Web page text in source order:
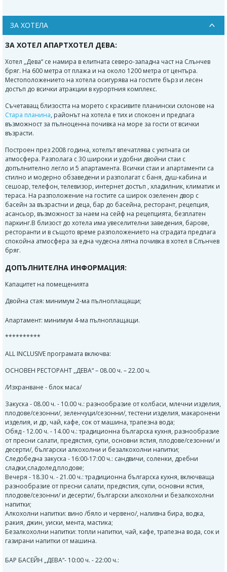
ЗА ХОТЕЛА
ЗА ХОТЕЛ АПАРТХОТЕЛ ДЕВА:
Хотел „Дева“ се намира в елитната северо-западна част на Слънчев
бряг. На 600 метра от плажа и на около 1200 метра от центъра.
Местоположението на хотела осигурява на гостите бърз и лесен
достъп до всички атракции в курортния комплекс.
Съчетаващ близостта на морето с красивите планински склонове на
Стара планина, районът на хотела е тих и спокоен и предлага
възможност за пълноценна почивка на море за гости от всички
възрасти.
Построен през 2008 година, хотелът впечатлява с уютната си
атмосфера. Разполага с 30 широки и удобни двойни стаи с
допълнително легло и 5 апартамента. Всички стаи и апартаменти са
стилно и модерно обзаведени и разполагат с баня, душ-кабина и
сешоар, телефон, телевизор, интернет достъп , хладилник, климатик и
тераса. На разположение на гостите са широк озеленен двор с
басейн за възрастни и деца, бар до басейна, ресторант, рецепция,
асансьор, възможност за наем на сейф на рецепцията, безплатен
паркинг.В близост до хотела има увеселителни заведения, барове,
ресторанти и в същото време разположението на сградата предлага
спокойна атмосфера за една чудесна лятна почивка в хотел в Слънчев
бряг.
ДОПЪЛНИТЕЛНА ИНФОРМАЦИЯ:
Капацитет на помещенията
Двойна стая: минимум 2-ма пълноплащащи;
Aпартамент: минимум 4-ма пълноплащащи.
**********
ALL INCLUSIVE програмата включва:
ОСНОВЕН РЕСТОРАНТ „ДЕВА“ – 08.00 ч. – 22.00 ч.
/Изхранване - блок маса/
Закуска - 08.00 ч. - 10.00 ч.: разнообразие от колбаси, млечни изделия,
плодове/сезонни/, зеленчуци/сезонни/, тестени изделия, макаронени
изделия, и др, чай, кафе, сок от машина, трапезна вода;
Обяд - 12.00 ч. - 14.00 ч.: традиционна българска кухня, разнообразие
от пресни салати, предястия, супи, основни ястия, плодове/сезонни/ и
десерти/, български алкохолни и безалкохолни напитки;
Следобедна закуска - 16:00-17:00 ч.: сандвичи, соленки, дребни
сладки,сладолед,плодове;
Вечеря - 18.30 ч. - 21.00 ч.: традиционна българска кухня, включваща
разнообразие от пресни салати, предястия, супи, основни ястия,
плодове/сезонни/ и десерти/, български алкохолни и безалкохолни
напитки;
Алкохолни напитки: вино /бяло и червено/, наливна бира, водка,
ракия, джин, уиски, мента, мастика;
Безалкохолни напитки: топли напитки, чай, кафе, трапезна вода, сок и
газирани напитки от машина.
БАР БАСЕЙН „ДЕВА“- 10:00 ч. - 22:00 ч.: